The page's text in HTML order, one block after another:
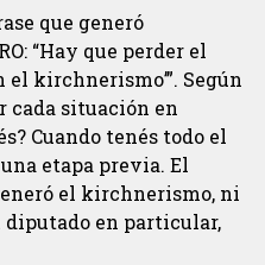
que generó
“Hay que perder el
el kirchnerismo’”. Según
cada situación en
Cuando tenés todo el
etapa previa. El
el kirchnerismo, ni
diputado en particular,